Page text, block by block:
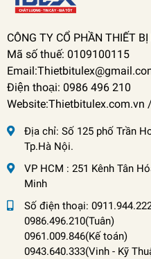
CÔNG TY CỔ PHẦN THIẾT
Mã số thuế: 0109100115
Điện thoại: 0986 496 210
Website:Thietbitulex.com.vn
Địa chỉ: Số 125 phố Trần
Tp.Hà Nội.
VP HCM : 251 Kênh Tân
Minh
Số điện thoại:
0986.496.210(Tuân)
0961.009.846(Kế toán)
0943.640.333(Vinh - Kỹ